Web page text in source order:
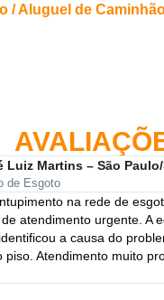
/ Aluguel de
Luiz Martins – São
de Esgoto
na rede de
atendimento urgente. A
a causa do
piso. Atendimento muito